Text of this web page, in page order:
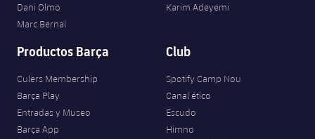
Dani Olmo
Marc Bernal
Karim Adeyemi
Productos Barça
Culers Membership
Barça Play
Entradas y Museo
Barça App
Club
Spotify Camp Nou
Canal ético
Escudo
Himno